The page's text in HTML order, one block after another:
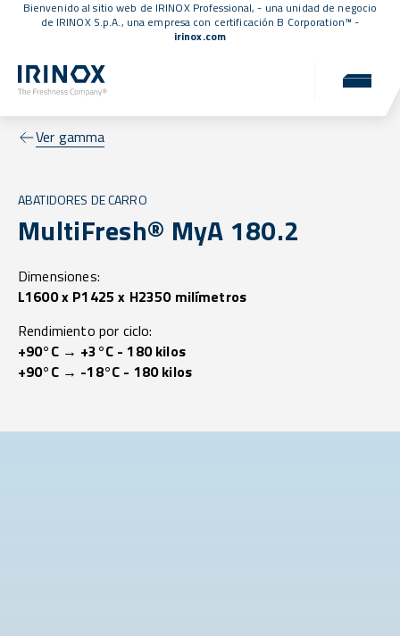
Bienvenido al sitio web de IRINOX Professional, - una unidad de negocio
de IRINOX S.p.A., una empresa con certificación B Corporation™ -
irinox.com
Ver gamma
ABATIDORES DE CARRO
MultiFresh® MyA 180.2
Dimensiones:
L1600 x P1425 x H2350 milímetros
Rendimiento por ciclo:
+90°C → +3°C - 180 kilos
+90°C → -18°C - 180 kilos